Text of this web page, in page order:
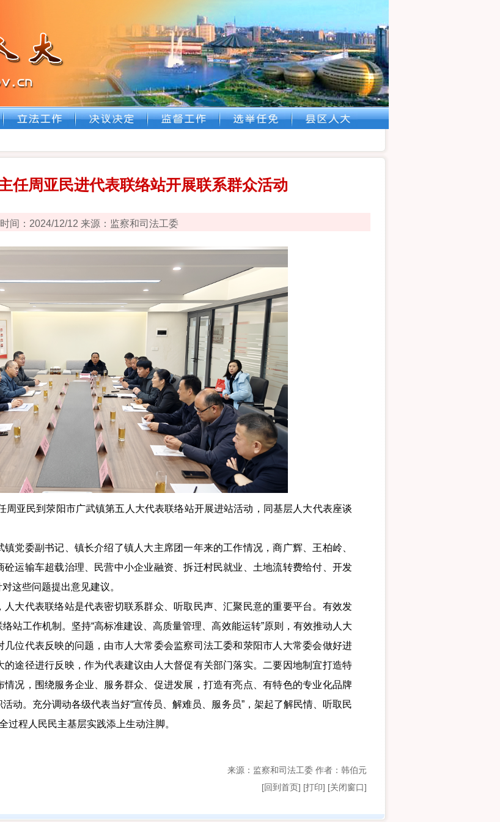
任周亚民进代表联络站开展联系群众活动
时间：2024/12/12 来源：监察和司法工委
亚民到荥阳市广武镇第五人大代表联络站开展进站活动，同基层人大代表座谈
委副书记、镇长介绍了镇人大主席团一年来的工作情况，商广辉、王柏岭、
运输车超载治理、民营中小企业融资、拆迁村民就业、土地流转费给付、开发
这些问题提出意见建议。
代表联络站是代表密切联系群众、听取民声、汇聚民意的重要平台。有效发
站工作机制。坚持“高标准建设、高质量管理、高效能运转”原则，有效推动人大
位代表反映的问题，由市人大常委会监察司法工委和荥阳市人大常委会做好进
途径进行反映，作为代表建议由人大督促有关部门落实。二要因地制宜打造特
况，围绕服务企业、服务群众、促进发展，打造有亮点、有特色的专业化品牌
动。充分调动各级代表当好“宣传员、解难员、服务员”，架起了解民情、听取民
过程人民民主基层实践添上生动注脚。
来源：监察和司法工委 作者：韩伯元
[回到首页] [打印] [关闭窗口]